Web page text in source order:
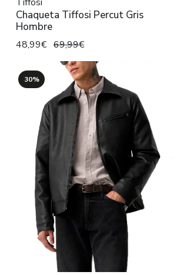
Chaqueta Tiffosi Percut Gris
Hombre
48,99€ 69,99€
30%